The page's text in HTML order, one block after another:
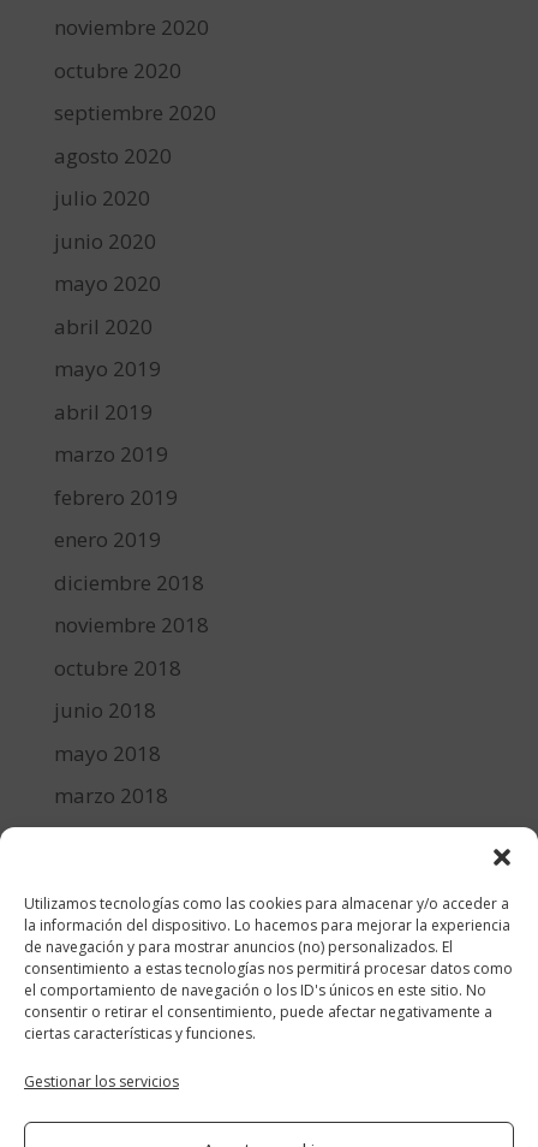
Utilizamos tecnologías como las cookies para almacenar y/o acceder a
la información del dispositivo. Lo hacemos para mejorar la experiencia
de navegación y para mostrar anuncios (no) personalizados. El
consentimiento a estas tecnologías nos permitirá procesar datos como
el comportamiento de navegación o los ID's únicos en este sitio. No
consentir o retirar el consentimiento, puede afectar negativamente a
ciertas características y funciones.
Gestionar los servicios
noviembre 2020
octubre 2020
septiembre 2020
agosto 2020
julio 2020
junio 2020
mayo 2020
abril 2020
mayo 2019
abril 2019
marzo 2019
febrero 2019
enero 2019
diciembre 2018
noviembre 2018
octubre 2018
junio 2018
mayo 2018
marzo 2018
diciembre 2017
Categorías
cocina y recetas
general
lifestyle